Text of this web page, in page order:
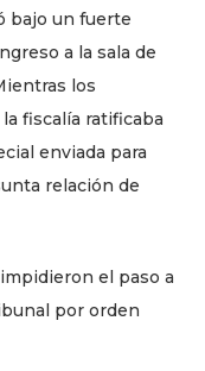
bajo un fuerte
a la sala de
los
fiscalía ratificaba
enviada para
relación de
el paso a
por orden